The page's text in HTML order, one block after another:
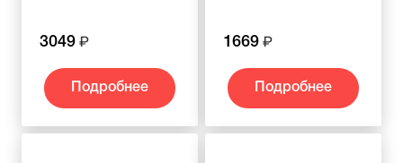
3049
Подробнее
1669
Подробнее